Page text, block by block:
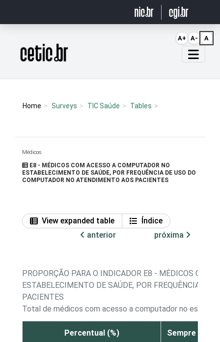
Página inicial
Home Surveys TIC Saúde Tables
Médicos
E8 - MÉDICOS COM ACESSO A COMPUTADOR NO
ESTABELECIMENTO DE SAÚDE, POR FREQUÊNCIA DE USO DO
COMPUTADOR NO ATENDIMENTO AOS PACIENTES
View expanded table
Índice
anterior
próxima
PROPORÇÃO PARA O INDICADOR E8 - MÉDICOS COM
ESTABELECIMENTO DE SAÚDE, POR FREQUÊNCIA DE
PACIENTES
Total de médicos com acesso a computador no
Percentual (%) Sempre
A+ A- A